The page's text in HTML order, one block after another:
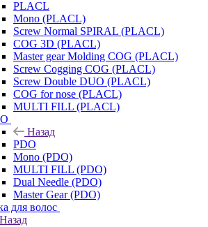
PLACL
Mono (PLACL)
Screw Normal SPIRAL (PLACL)
COG 3D (PLACL)
Master gear Molding COG (PLACL)
Screw Cogging COG (PLACL)
Screw Double DUO (PLACL)
COG for nose (PLACL)
MULTI FILL (PLACL)
Назад
PDO
Mono (PDO)
MULTI FILL (PDO)
Dual Needle (PDO)
Master Gear (PDO)
для волос
Назад